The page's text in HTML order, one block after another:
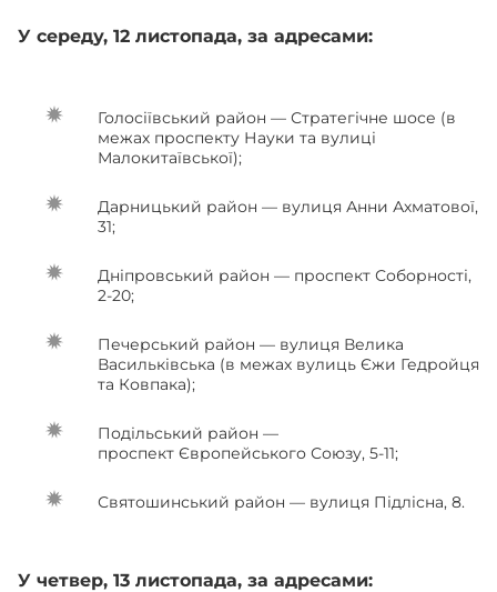
У середу, 12 листопада, за адресами:
Голосіївський район — Стратегічне шосе (в
межах проспекту Науки та вулиці
Малокитаївської);
Дарницький район — вулиця Анни Ахматової,
31;
Дніпровський район — проспект Соборності,
2-20;
Печерський район — вулиця Велика
Васильківська (в межах вулиць Єжи Гедройця
та Ковпака);
Подільський район —
проспект Європейського Союзу, 5-11;
Святошинський район — вулиця Підлісна, 8.
У четвер, 13 листопада, за адресами: